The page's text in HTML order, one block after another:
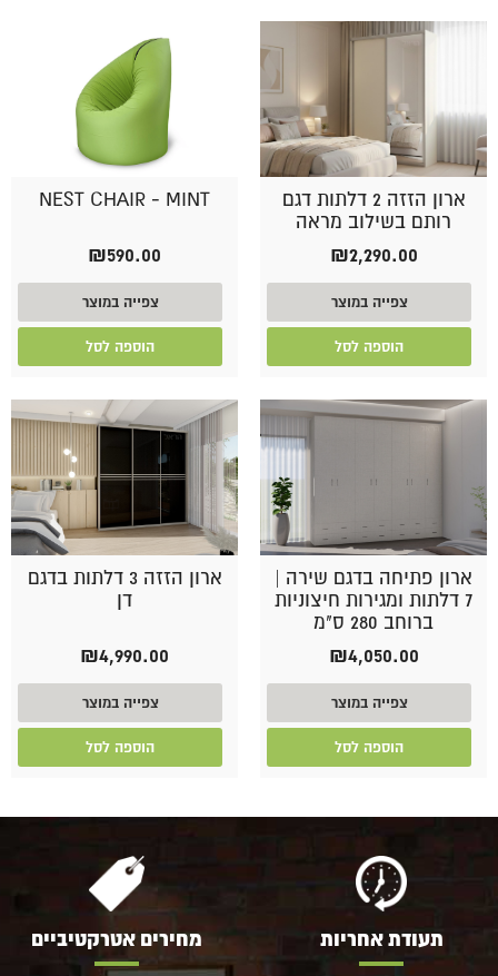
ארון הזזה 2 דלתות דגם
רותם בשילוב מראה
₪2,290.00
צפייה במוצר
הוספה לסל
NEST CHAIR - MINT
₪590.00
צפייה במוצר
הוספה לסל
ארון פתיחה בדגם שירה |
7 דלתות ומגירות חיצוניות
ברוחב 280 ס"מ
₪4,050.00
צפייה במוצר
הוספה לסל
ארון הזזה 3 דלתות בדגם
דן
₪4,990.00
צפייה במוצר
הוספה לסל
תעודת אחריות מחירים אטרקטיביים